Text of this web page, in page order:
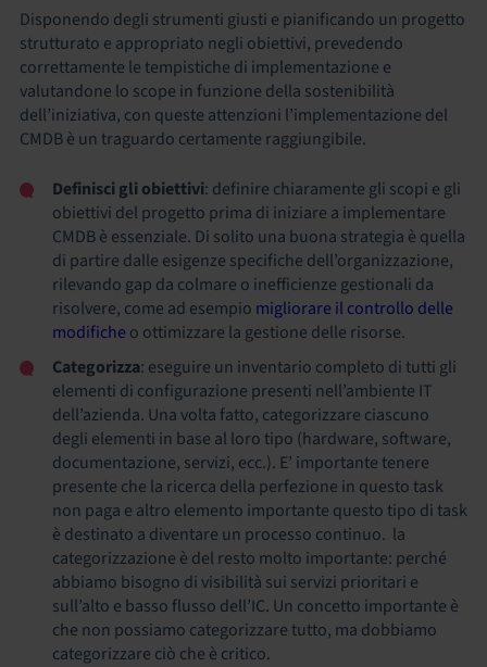
Disponendo degli strumenti giusti e pianificando un progetto
strutturato e appropriato negli obiettivi, prevedendo
correttamente le tempistiche di implementazione e
valutandone lo scope in funzione della sostenibilità
dell’iniziativa, con queste attenzioni l’implementazione del
CMDB è un traguardo certamente raggiungibile.
Definisci gli obiettivi: definire chiaramente gli scopi e gli
obiettivi del progetto prima di iniziare a implementare
CMDB è essenziale. Di solito una buona strategia è quella
di partire dalle esigenze specifiche dell’organizzazione,
rilevando gap da colmare o inefficienze gestionali da
risolvere, come ad esempio migliorare il controllo delle
modifiche o ottimizzare la gestione delle risorse.
Categorizza: eseguire un inventario completo di tutti gli
elementi di configurazione presenti nell’ambiente IT
dell’azienda. Una volta fatto, categorizzare ciascuno
degli elementi in base al loro tipo (hardware, software,
documentazione, servizi, ecc.). E’ importante tenere
presente che la ricerca della perfezione in questo task
non paga e altro elemento importante questo tipo di task
è destinato a diventare un processo continuo. la
categorizzazione è del resto molto importante: perché
abbiamo bisogno di visibilità sui servizi prioritari e
sull’alto e basso flusso dell’IC. Un concetto importante è
che non possiamo categorizzare tutto, ma dobbiamo
categorizzare ciò che è critico.